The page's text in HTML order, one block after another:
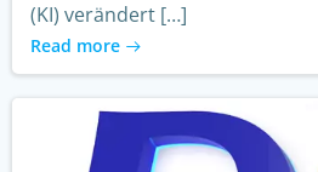
(KI) verändert […]
Read more